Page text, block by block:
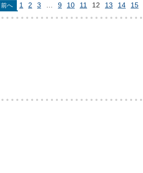
前へ 1 2 3 9 10 11 12 13 14 15